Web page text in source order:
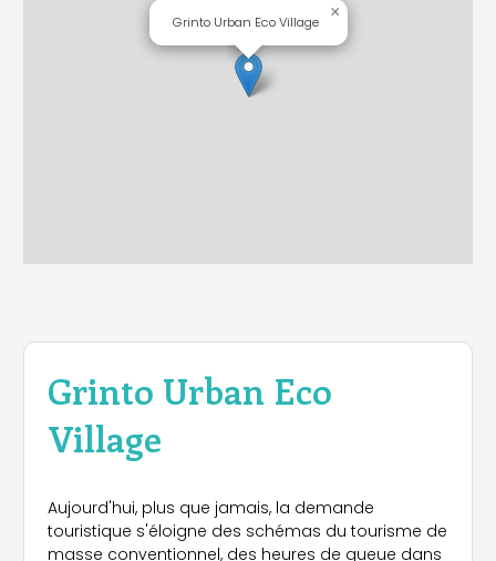
Grinto Urban Eco
Village
Aujourd'hui, plus que jamais, la demande
touristique s'éloigne des schémas du tourisme de
masse conventionnel, des heures de queue dans
Grinto Urban Eco Village
×